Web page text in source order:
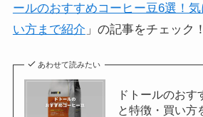
ールのおすすめコーヒー豆6選！
い方まで紹介 」の記事をチェック！
あわせて読みたい
ドトールのおす
と特徴・買い方